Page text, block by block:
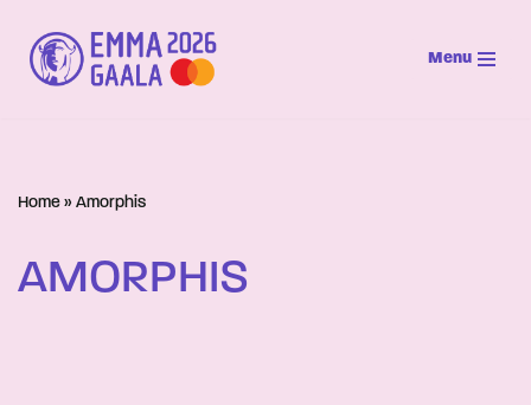
Siirry
suoraan
Menu
Home » Amorphis
AMORPHIS